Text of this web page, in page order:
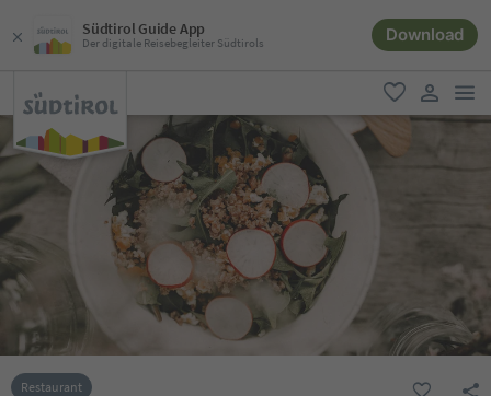
Südtirol Guide App
Der digitale Reisebegleiter Südtirols Download
favorit
user link
Restaurant